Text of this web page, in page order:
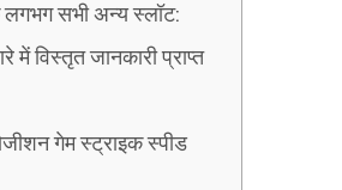
लगभग सभी अन्य स्लॉट:
में विस्तृत जानकारी प्राप्त
गेम स्ट्राइक स्पीड